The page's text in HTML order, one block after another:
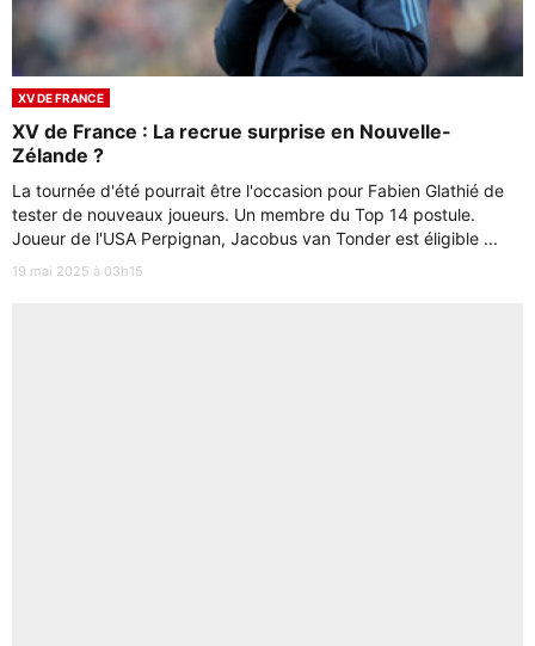
XV DE FRANCE
XV de France : La recrue surprise en Nouvelle-
Zélande ?
La tournée d'été pourrait être l'occasion pour Fabien Glathié de
tester de nouveaux joueurs. Un membre du Top 14 postule.
Joueur de l'USA Perpignan, Jacobus van Tonder est éligible ...
19 mai 2025 à 03h15